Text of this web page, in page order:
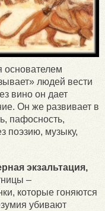
основателем
людей вести
вино он дает
Он же развивает в
пафосность,
поэзию, музыку,
экзальтация,
–
которые гоняются
убивают